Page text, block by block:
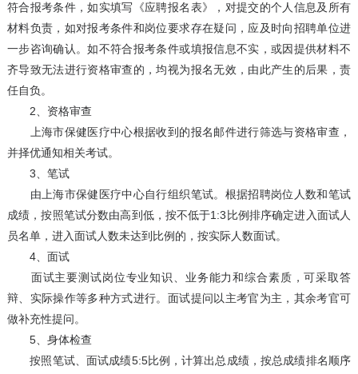
符合报考条件，如实填写《应聘报名表》，对提交的个人信息及所有
材料负责，如对报考条件和岗位要求存在疑问，应及时向招聘单位进
一步咨询确认。如不符合报考条件或填报信息不实，或因提供材料不
齐导致无法进行资格审查的，均视为报名无效，由此产生的后果，责
任自负。
2、资格审查
上海市保健医疗中心根据收到的报名邮件进行筛选与资格审查，
并择优通知相关考试。
3、笔试
由上海市保健医疗中心自行组织笔试。根据招聘岗位人数和笔试
成绩，按照笔试分数由高到低，按不低于1:3比例排序确定进入面试人
员名单，进入面试人数未达到比例的，按实际人数面试。
4、面试
面试主要测试岗位专业知识、业务能力和综合素质，可采取答
辩、实际操作等多种方式进行。面试提问以主考官为主，其余考官可
做补充性提问。
5、身体检查
按照笔试、面试成绩5:5比例，计算出总成绩，按总成绩排名顺序